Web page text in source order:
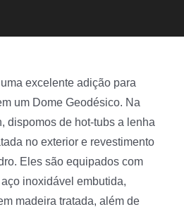
excelente adição para
um Dome Geodésico. Na
dispomos de hot-tubs a lenha
no exterior e revestimento
Eles são equipados com
inoxidável embutida,
madeira tratada, além de